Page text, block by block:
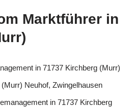
Marktführer in
in 71737 Kirchberg (Murr)
Neuhof, Zwingelhausen
in 71737 Kirchberg